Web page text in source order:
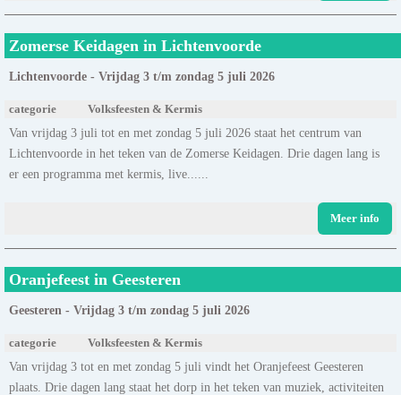
Zomerse Keidagen in Lichtenvoorde
Lichtenvoorde - Vrijdag 3 t/m zondag 5 juli 2026
categorie Volksfeesten & Kermis
Van vrijdag 3 juli tot en met zondag 5 juli 2026 staat het centrum van
Lichtenvoorde in het teken van de Zomerse Keidagen. Drie dagen lang is
er een programma met kermis, live......
Meer info
Oranjefeest in Geesteren
Geesteren - Vrijdag 3 t/m zondag 5 juli 2026
categorie Volksfeesten & Kermis
Van vrijdag 3 tot en met zondag 5 juli vindt het Oranjefeest Geesteren
plaats. Drie dagen lang staat het dorp in het teken van muziek, activiteiten